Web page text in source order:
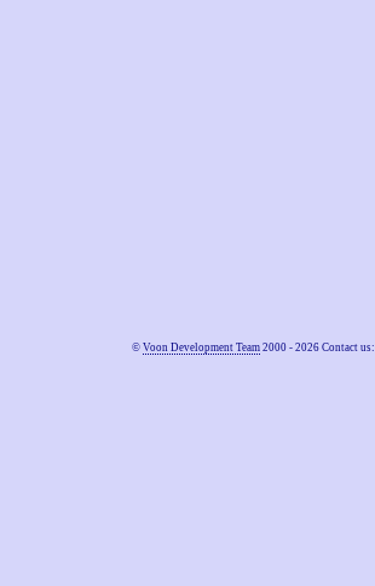
© Voon Development Team2000 - 2026 Contact us: